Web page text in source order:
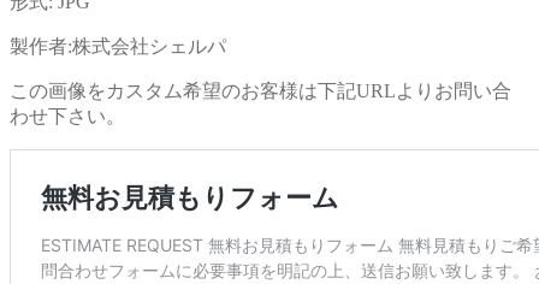
ン
ウ
で
き
ま
す)
い
(新
い
ウ
ン
ウ
き
ま
製作者:株式会社シェルパ
この画像をカスタム希望のお客様は下記URLよりお問い合
わせ下さい。